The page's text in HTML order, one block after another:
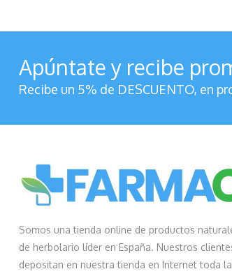
Apúntate y recibe
Recibe un 5% de DESCUENTO, en
Somos una tienda online de productos
de herbolario líder en España. Nuestros
depositan en nuestra tienda en Internet toda la